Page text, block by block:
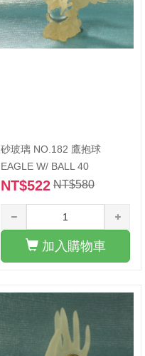
砂玻璃 NO.182 鷹抱球
EAGLE W/ BALL 40
NT$522 NT$580
加入購物車